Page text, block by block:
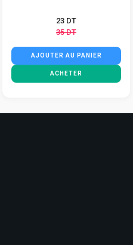
23 DT
35 DT
AJOUTER AU PANIER
ACHETER